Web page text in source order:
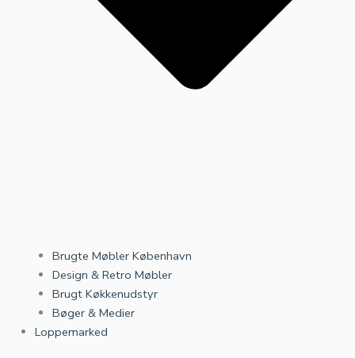
Brugte Møbler København
Design & Retro Møbler
Brugt Køkkenudstyr
Bøger & Medier
Loppemarked